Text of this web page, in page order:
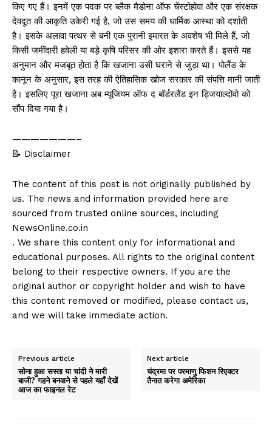
किए गए हैं। इनमें एक पदक पर ब्लैक मैडोना ऑफ चेंस्टोहोवा और एक संरक्षक
देवदूत की आकृति उकेरी गई है, जो उस समय की धार्मिक आस्था को दर्शाती
है। इसके अलावा पत्थर से बनी एक पुरानी इमारत के अवशेष भी मिले हैं, जो
किसी जमींदारी हवेली या बड़े कृषि परिसर की ओर इशारा करते हैं। इससे यह
अनुमान और मजबूत होता है कि खजाना उसी घराने से जुड़ा था। पोलैंड के
कानून के अनुसार, इस तरह की ऐतिहासिक खोज सरकार की संपत्ति मानी जाती
है। इसलिए पूरा खजाना अब म्यूजियम ऑफ द बॉर्डरलैंड इन ड्जियाल्दोवो को
सौंप दिया गया है।
———————–
📝 Disclaimer
The content of this post is not originally published by
us. The news and information provided here are
sourced from trusted online sources, including
NewsOnline.co.in
. We share this content only for informational and
educational purposes. All rights to the original content
belong to their respective owners. If you are the
original author or copyright holder and wish to have
this content removed or modified, please contact us,
and we will take immediate action.
Previous article
सोना हुआ सस्ता या चांदी ने मारी
बाजी? गहने बनवाने से पहले यहाँ देखें
आज का फाइनल रेट
Next article
चंद्रमा पर परमाणु फिशन रिएक्टर
तैनात करेगा अमेरिका